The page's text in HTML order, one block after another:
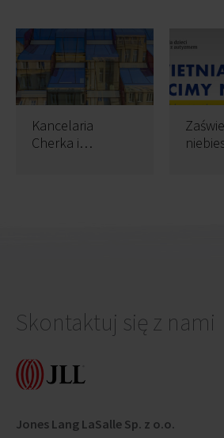
Kancelaria
Cherka i
Skontaktuj się z nami
Jones Lang LaSalle Sp. z o.o.